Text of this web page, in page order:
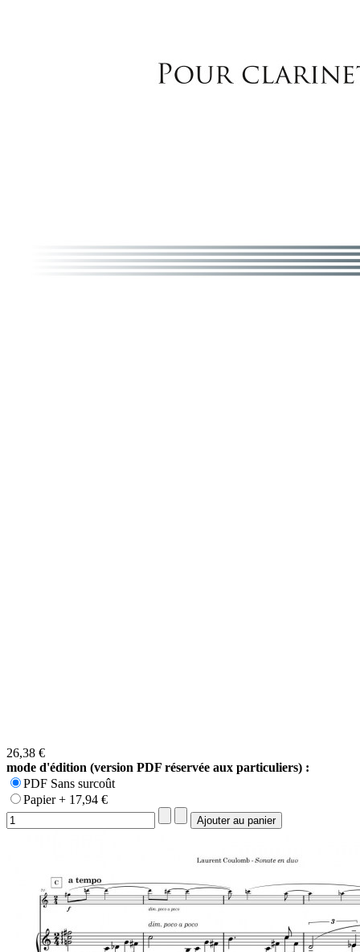
26,38 €
mode d'édition (version PDF réservée aux particuliers) :
PDF Sans surcoût
Papier + 17,94 €